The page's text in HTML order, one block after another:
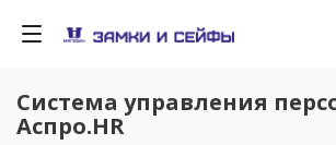
Система управления
Аспро.HR